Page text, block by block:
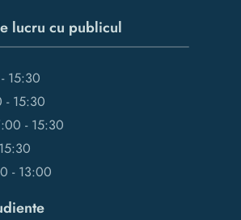
lucru cu publicul
15:30
15:30
- 15:30
- 13:00